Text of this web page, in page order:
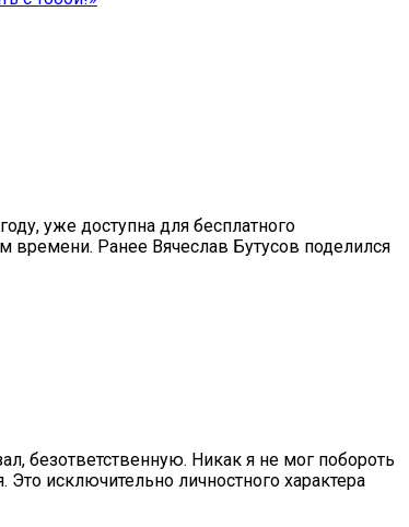
уже доступна для бесплатного
времени. Ранее Вячеслав Бутусов поделился
безответственную. Никак я не мог побороть
исключительно личностного характера